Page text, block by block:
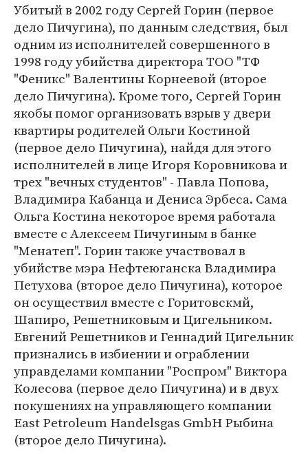
Убитый в 2002 году Сергей Горин (первое
дело Пичугина), по данным следствия, был
одним из исполнителей совершенного в
1998 году убийства директора ТОО "ТФ
"Феникс" Валентины Корнеевой (второе
дело Пичугина). Кроме того, Сергей Горин
якобы помог организовать взрыв у двери
квартиры родителей Ольги Костиной
(первое дело Пичугина), найдя для этого
исполнителей в лице Игоря Коровникова и
трех "вечных студентов" - Павла Попова,
Владимира Кабанца и Дениса Эрбеса. Сама
Ольга Костина некоторое время работала
вместе с Алексеем Пичугиным в банке
"Менатеп". Горин также участвовал в
убийстве мэра Нефтеюганска Владимира
Петухова (второе дело Пичугина), которое
он осуществил вместе с Горитовскмй,
Шапиро, Решетниковым и Цигельником.
Евгений Решетников и Геннадий Цигельник
признались в избиении и ограблении
управделами компании "Роспром" Виктора
Колесова (первое дело Пичугина) и в двух
покушениях на управляющего компании
East Petroleum Handelsgas GmbH Рыбина
(второе дело Пичугина).